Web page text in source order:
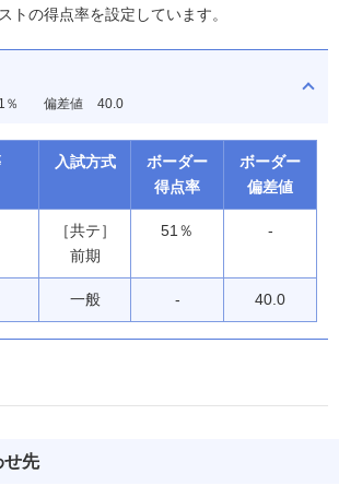
トの得点率を設定しています。
％ 偏差値 40.0
入試方式
ボーダー
得点率
ボーダー
偏差値
［共テ］
前期
51％ -
一般 - 40.0
せ先